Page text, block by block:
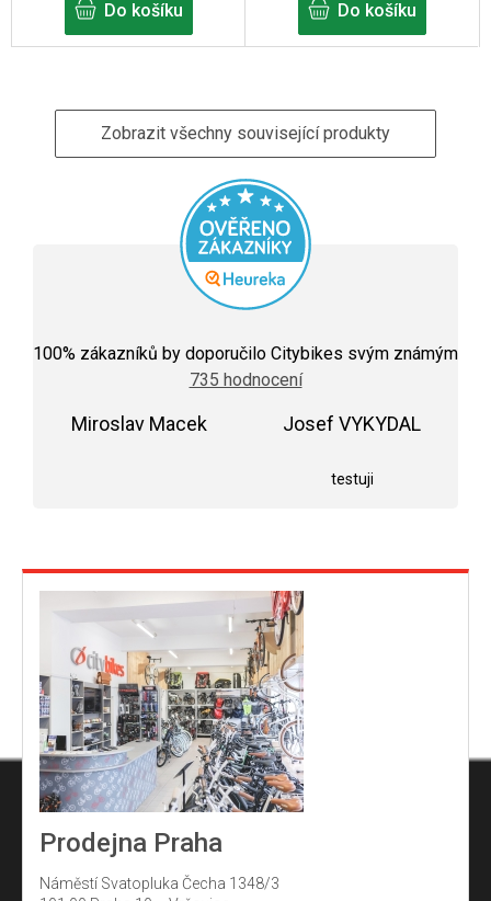
Do košíku Do košíku
Zobrazit všechny související produkty
hodnocení
obchodu
je
100% zákazníků by doporučilo Citybikes svým známým
735 hodnocení
Miroslav Macek Josef VYKYDAL
testuji
Prodejna Praha
Náměstí Svatopluka Čecha 1348/3